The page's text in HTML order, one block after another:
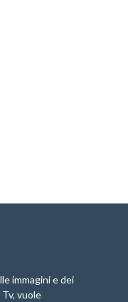
immagini e dei
vuole